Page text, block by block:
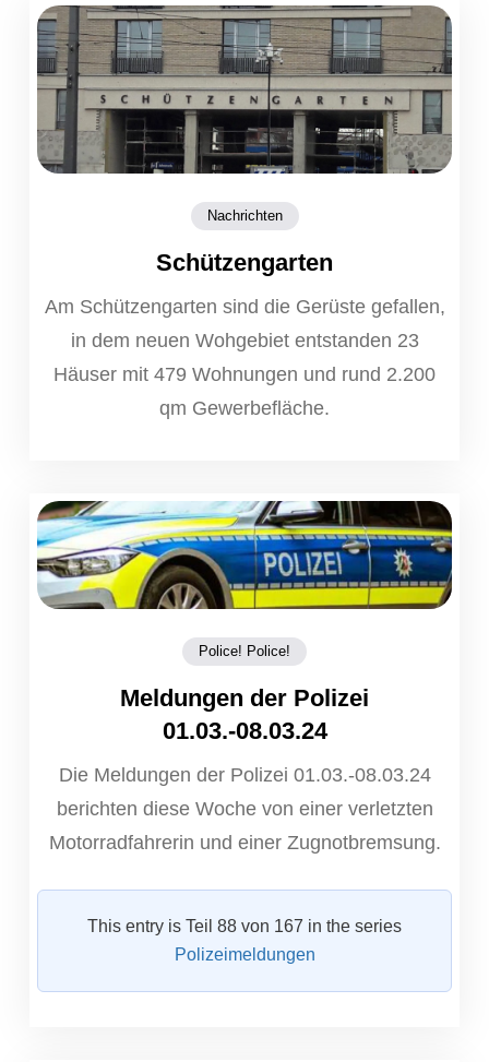
Nachrichten
Schützengarten
Am Schützengarten sind die Gerüste gefallen,
in dem neuen Wohgebiet entstanden 23
Häuser mit 479 Wohnungen und rund 2.200
qm Gewerbefläche.
Police! Police!
Meldungen der Polizei
01.03.-08.03.24
Die Meldungen der Polizei 01.03.-08.03.24
berichten diese Woche von einer verletzten
Motorradfahrerin und einer Zugnotbremsung.
This entry is Teil 88 von 167 in the series
Polizeimeldungen